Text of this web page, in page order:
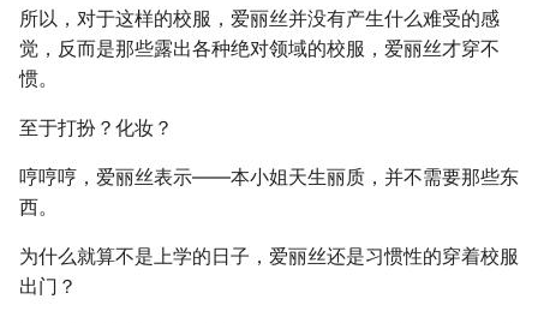
所以，对于这样的校服，爱丽丝并没有产生什么难受的感
觉，反而是那些露出各种绝对领域的校服，爱丽丝才穿不
惯。
至于打扮？化妆？
哼哼哼，爱丽丝表示――本小姐天生丽质，并不需要那些东
西。
为什么就算不是上学的日子，爱丽丝还是习惯性的穿着校服
出门？